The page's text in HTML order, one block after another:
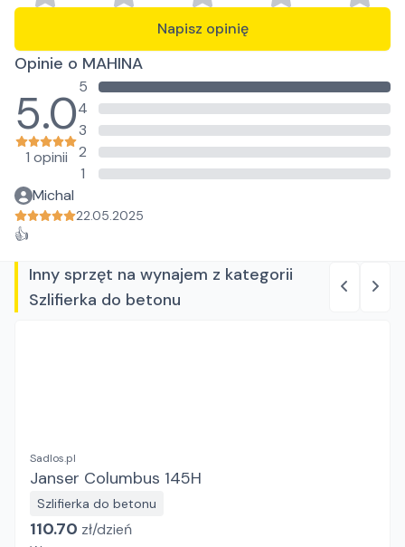
Napisz opinię
Opinie o MAHINA
5.0
1 opinii
5
4
3
2
1
Michal
22.05.2025
👍
Inny sprzęt na wynajem z kategorii
Szlifierka do betonu
Sadlos.pl
Janser Columbus 145H
Szlifierka do betonu
110.70 zł/dzień